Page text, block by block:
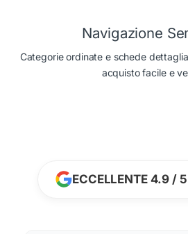
Navigazione
Categorie ordinate e schede
acquisto facile e
ECCELLENTE 4.9 / 5